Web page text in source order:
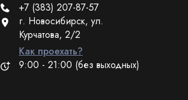
+7 (383) 207-87-57
г. Новосибирск, ул.
Курчатова, 2/2
Как проехать?
9:00 - 21:00 (без выходных)